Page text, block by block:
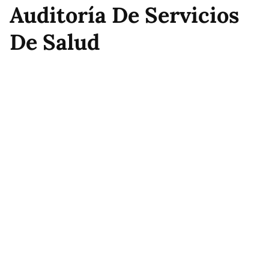
Auditoría De Servicios
De Salud